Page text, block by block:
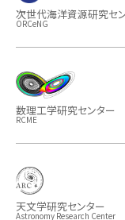
次世代海洋資源研究セ
ORCeNG
数理工学研究センター
RCME
天文学研究センター
Astronomy Research Center